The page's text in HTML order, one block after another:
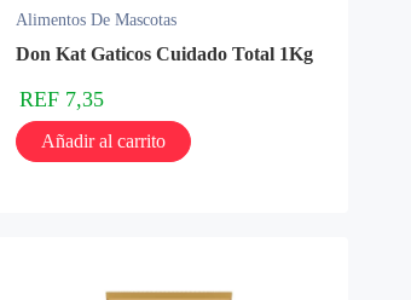
Alimentos De Mascotas
Don Kat Gaticos Cuidado Total 1Kg
REF 7,35
Añadir al carrito